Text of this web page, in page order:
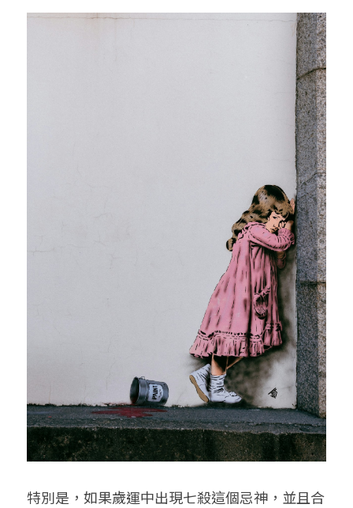
特別是，如果歲運中出現七殺這個忌神，並且合